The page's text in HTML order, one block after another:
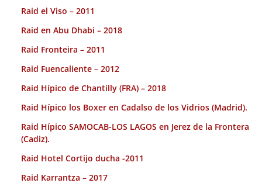
Raid el Viso – 2011
Raid en Abu Dhabi – 2018
Raid Fronteira – 2011
Raid Fuencaliente – 2012
Raid Hípico de Chantilly (FRA) – 2018
Raid Hípico los Boxer en Cadalso de los Vidrios (Madrid).
Raid Hípico SAMOCAB-LOS LAGOS en Jerez de la Frontera
(Cadiz).
Raid Hotel Cortijo ducha -2011
Raid Karrantza – 2017